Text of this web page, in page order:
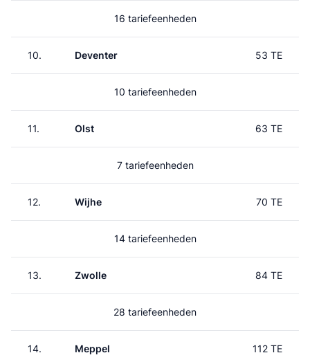
16 tariefeenheden
10. Deventer 53 TE
10 tariefeenheden
11. Olst 63 TE
7 tariefeenheden
12. Wijhe 70 TE
14 tariefeenheden
13. Zwolle 84 TE
28 tariefeenheden
14. Meppel 112 TE